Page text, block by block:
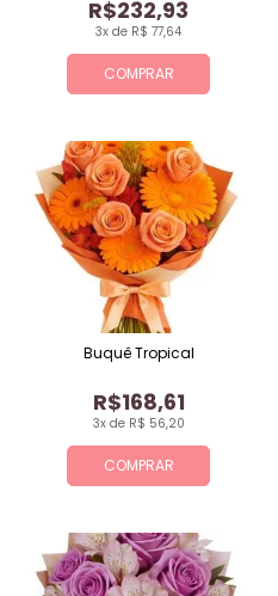
COMPRAR
3x de R$ 77,64
R$232,93
COMPRAR
3x de R$ 56,20
R$168,61
Buquê Tropical